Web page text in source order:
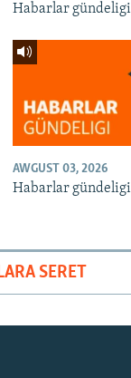
Habarlar gündeligi
AWGUST 03, 2026
Habarlar gündeligi
SERET